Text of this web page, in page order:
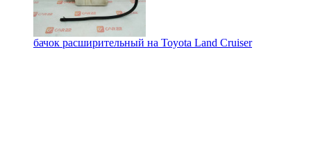
бачок расширительный на Toyota Land Cruiser